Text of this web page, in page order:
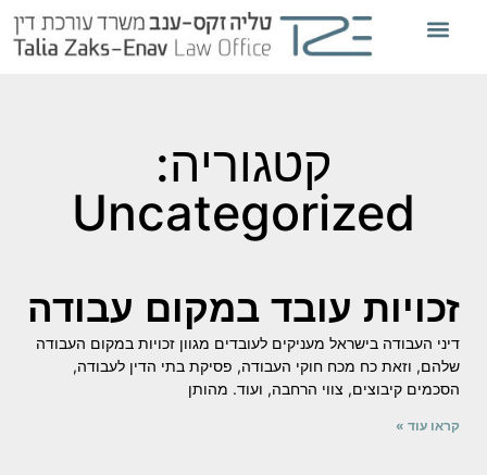
קטגוריה:
Uncategorized
זכויות עובד במקום עבודה
דיני העבודה בישראל מעניקים לעובדים מגוון זכויות במקום העבודה
שלהם, וזאת כח מכח חוקי העבודה, פסיקת בתי הדין לעבודה,
הסכמים קיבוצים, צווי הרחבה, ועוד. מהותן
קראו עוד »